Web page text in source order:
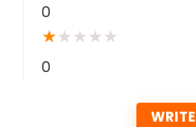
0
★★ ★ ★ ★
0